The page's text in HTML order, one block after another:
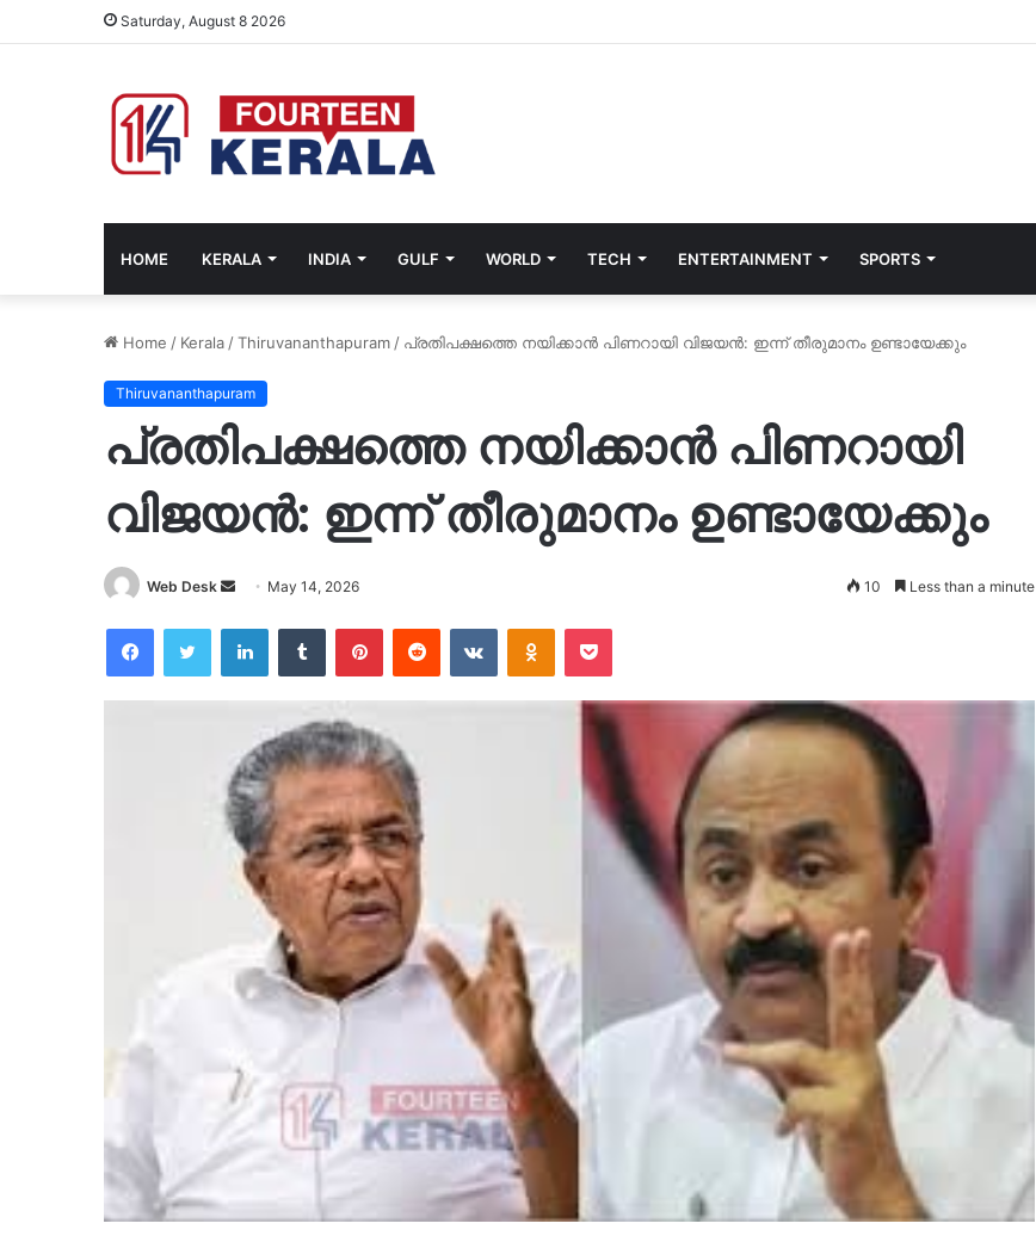
Saturday, August 8 2026
HOME KERALA INDIA GULF WORLD TECH ENTERTAINMENT SPORTS
Home / Kerala /Thiruvananthapuram / പ്രതിപക്ഷത്തെ നയിക്കാൻ പിണറായി വിജയൻ: ഇന്ന് തീരുമാനം ഉണ്ടായേക്കും
Thiruvananthapuram
പ്രതിപക്ഷത്തെ നയിക്കാൻ പിണറായി
വിജയൻ: ഇന്ന് തീരുമാനം ഉണ്ടായേക്കും
Web Desk
Send
email
May 14, 2026 10 Less than a minute
FacebookTwitter LinkedInTumblr PinterestReddit VKontakteOdnoklassniki
Pocket